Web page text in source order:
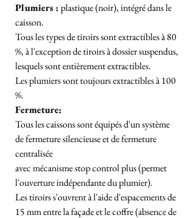
Plumiers :plastique (noir), intégré dans le
caisson.
Tous les types de tiroirs sont extractibles à 80
%, à l'exception de tiroirs à dossier suspendus,
lesquels sont entièrement extractibles.
Les plumiers sont toujours extractibles à 100
%.
Fermeture:
Tous les caissons sont équipés d'un système
de fermeture silencieuse et de fermeture
centralisée
avec mécanisme stop control plus (permet
l'ouverture indépendante du plumier).
Les tiroirs s'ouvrent à l'aide d'espacements de
15 mm entre la façade et le coffre (absence de